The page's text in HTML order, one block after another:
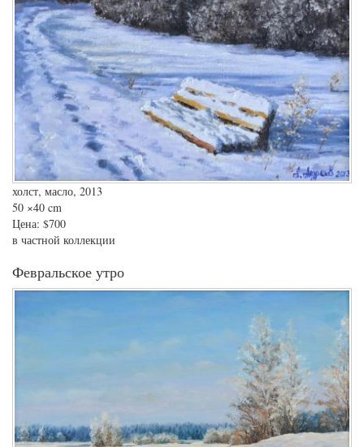
холст, масло, 2013
50 ×40 cm
Цена: $700
в частной коллекции
Февральское утро